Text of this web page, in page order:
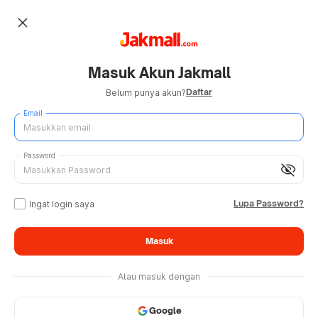
close
Masuk Akun Jakmall
Belum punya akun?Daftar
Email
visibility_off
Password
Ingat login saya Lupa Password?
Masuk
Atau masuk dengan
Google